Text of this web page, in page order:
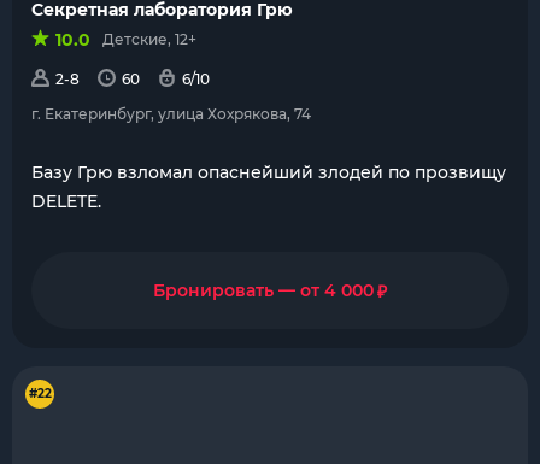
Секретная лаборатория Грю
10.0
Детские, 12+
2-8 60
6/10
г. Екатеринбург, улица Хохрякова, 74
Базу Грю взломал опаснейший злодей по прозвищу
DELETE.
Бронировать — от 4 000₽
#22